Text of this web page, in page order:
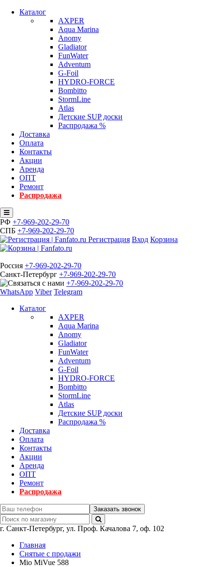
Каталог
AXPER
Aqua Marina
Anomy
Gladiator
FunWater
Adventum
G-Foil
HYDRO-FORCE
Bombitto
StormLine
Atlas
Детские SUP доски
Распродажа %
Доставка
Оплата
Контакты
Акции
Аренда
ОПТ
Ремонт
Распродажа
РФ +7-969-202-29-70
СПБ +7-969-202-29-70
Регистрация Вход Корзина
Россия +7-969-202-29-70
Санкт-Петербург +7-969-202-29-70
+7-969-202-29-70
WhatsApp Viber Telegram
Каталог
AXPER
Aqua Marina
Anomy
Gladiator
FunWater
Adventum
G-Foil
HYDRO-FORCE
Bombitto
StormLine
Atlas
Детские SUP доски
Распродажа %
Доставка
Оплата
Контакты
Акции
Аренда
ОПТ
Ремонт
Распродажа
Заказать звонок
г. Санкт-Петербург, ул. Проф. Качалова 7, оф. 102
Главная
Снятые с продажи
Mio MiVue 588